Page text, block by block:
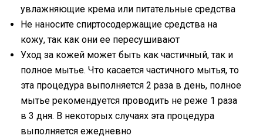
увлажняющие крема или питательные средства
Не наносите спиртосодержащие средства на
кожу, так как они ее пересушивают
Уход за кожей может быть как частичный, так и
полное мытье. Что касается частичного мытья, то
эта процедура выполняется 2 раза в день, полное
мытье рекомендуется проводить не реже 1 раза
в 3 дня. В некоторых случаях эта процедура
выполняется ежедневно